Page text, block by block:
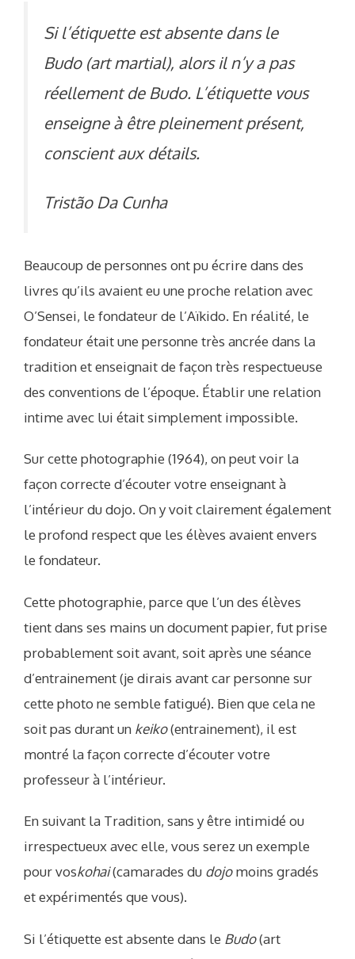
Si l’étiquette est absente dans le
Budo (art martial), alors il n’y a pas
réellement de Budo. L’étiquette vous
enseigne à être pleinement présent,
conscient aux détails.
Tristão Da Cunha
Beaucoup de personnes ont pu écrire dans des
livres qu’ils avaient eu une proche relation avec
O’Sensei, le fondateur de l’Aïkido. En réalité, le
fondateur était une personne très ancrée dans la
tradition et enseignait de façon très respectueuse
des conventions de l’époque. Établir une relation
intime avec lui était simplement impossible.
Sur cette photographie (1964), on peut voir la
façon correcte d’écouter votre enseignant à
l’intérieur du dojo. On y voit clairement également
le profond respect que les élèves avaient envers
le fondateur.
Cette photographie, parce que l’un des élèves
tient dans ses mains un document papier, fut prise
probablement soit avant, soit après une séance
d’entrainement (je dirais avant car personne sur
cette photo ne semble fatigué). Bien que cela ne
soit pas durant un keiko(entrainement), il est
montré la façon correcte d’écouter votre
professeur à l’intérieur.
En suivant la Tradition, sans y être intimidé ou
irrespectueux avec elle, vous serez un exemple
pour voskohai(camarades du dojomoins gradés
et expérimentés que vous).
Si l’étiquette est absente dans le Budo(art